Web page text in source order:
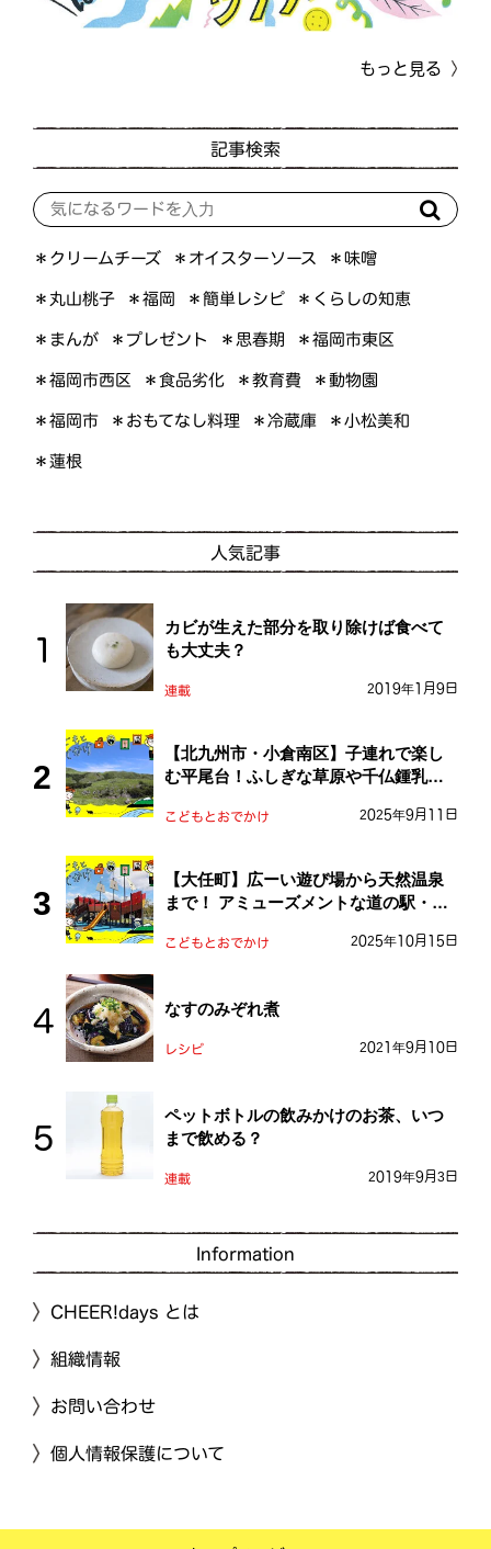
もっと見る
記事検索
＊クリームチーズ ＊オイスターソース ＊味噌
＊丸山桃子 ＊福岡 ＊簡単レシピ ＊くらしの知恵
＊まんが ＊プレゼント ＊思春期 ＊福岡市東区
＊福岡市西区 ＊食品劣化 ＊教育費 ＊動物園
＊福岡市 ＊おもてなし料理 ＊冷蔵庫 ＊小松美和
＊蓮根
人気記事
カビが生えた部分を取り除けば食べて
も大丈夫？
連載 2019年1月9日
【北九州市・小倉南区】子連れで楽し
む平尾台！ふしぎな草原や千仏鍾乳洞
こどもとおでかけ 2025年9月11日
【大任町】広ーい遊び場から天然温泉
まで！ アミューズメントな道の駅・お
こどもとおでかけ 2025年10月15日
なすのみぞれ煮
レシピ 2021年9月10日
ペットボトルの飲みかけのお茶、いつ
まで飲める？
連載 2019年9月3日
Information
CHEER!days とは
組織情報
お問い合わせ
個人情報保護について